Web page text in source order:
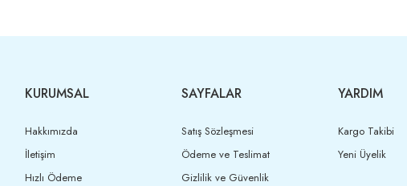
KURUMSAL
Hakkımızda
İletişim
Hızlı Ödeme
SAYFALAR
Satış Sözleşmesi
Ödeme ve Teslimat
Gizlilik ve Güvenlik
YARDIM
Kargo Takibi
Yeni Üyelik